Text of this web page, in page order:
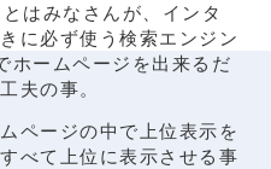
とはみなさんが、インタ
に必ず使う検索エンジン
ホームページを出来るだ
夫の事。
ページの中で上位表示を
べて上位に表示させる事